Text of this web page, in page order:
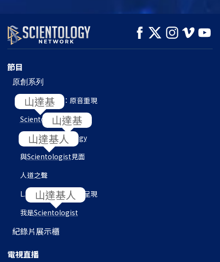
觀看 探索系列節目
節目
原創系列
L. 羅恩 賀伯特：原音重現
Scientology 內部
目的地：Scientology
與Scientologist 見面
人道之聲
L. 羅恩 賀伯特圖書館呈現
我是Scientologist
紀錄片展示櫃
電視直播